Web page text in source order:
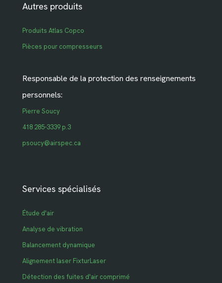
Autres produits
Produits Atlas Copco
Pièces pour compresseurs
Responsable de la protection des renseignements
personnels:
Pierre Soucy
418 285-3339 p.3
psoucy@airspec.ca
Services spécialisés
Étude d'air
Analyse de vibration
Balancement dynamique
Alignement laser FixturLaser
Détection des fuites d'air comprimé